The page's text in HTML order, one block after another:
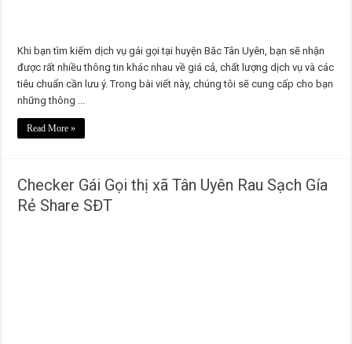
Khi bạn tìm kiếm dịch vụ gái gọi tại huyện Bắc Tân Uyên, bạn sẽ nhận
được rất nhiều thông tin khác nhau về giá cả, chất lượng dịch vụ và các
tiêu chuẩn cần lưu ý. Trong bài viết này, chúng tôi sẽ cung cấp cho bạn
những thông ...
Read More »
Checker Gái Gọi thị xã Tân Uyên Rau Sạch Gía
Rẻ Share SĐT